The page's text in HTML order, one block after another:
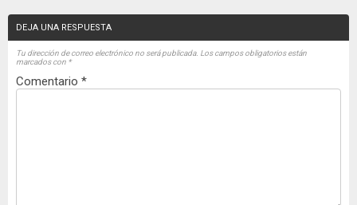
DEJA UNA RESPUESTA
Tu dirección de correo electrónico no será publicada. Los campos obligatorios están
marcados con *
Comentario *